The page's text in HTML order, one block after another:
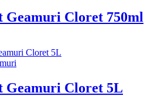
Geamuri Cloret 750ml
Geamuri Cloret 5L